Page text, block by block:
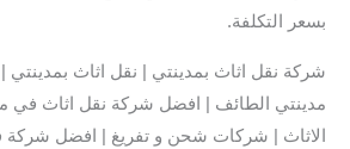
بسعر التكلفة.
شركة نقل اثاث بمدينتي | نقل اثاث
مدينتي الطائف | افضل شركة نقل اثاث في
الاثاث | شركات شحن و تفريغ | افضل شركة